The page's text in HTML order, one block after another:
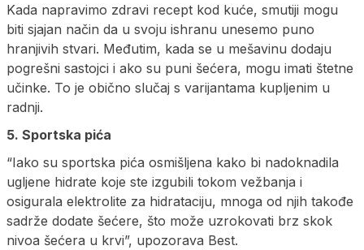
Kada napravimo zdravi recept kod kuće, smutiji mogu
biti sjajan način da u svoju ishranu unesemo puno
hranjivih stvari. Međutim, kada se u mešavinu dodaju
pogrešni sastojci i ako su puni šećera, mogu imati štetne
učinke. To je obično slučaj s varijantama kupljenim u
radnji.
5. Sportska pića
“Iako su sportska pića osmišljena kako bi nadoknadila
ugljene hidrate koje ste izgubili tokom vežbanja i
osigurala elektrolite za hidrataciju, mnoga od njih takođe
sadrže dodate šećere, što može uzrokovati brz skok
nivoa šećera u krvi”, upozorava Best.